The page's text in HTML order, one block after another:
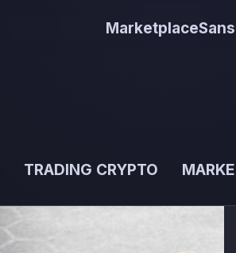
Marketplace
TRADING CRYPTO